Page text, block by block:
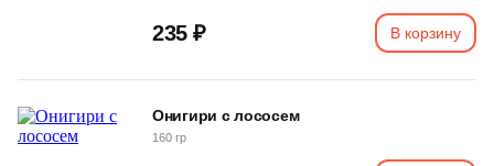
235 ₽ В корзину
Онигири с лососем
160 гр